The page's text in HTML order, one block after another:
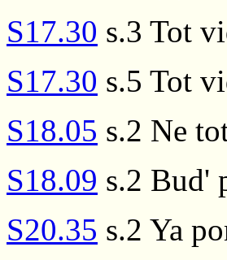
S17.30 s.3 Tot
S17.30 s.5 Tot
S18.05 s.2 Ne
S18.09 s.2 Bud'
S20.35 s.2 Ya